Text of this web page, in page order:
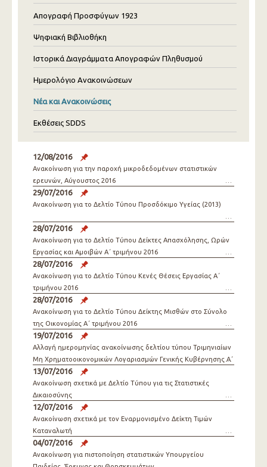
Απογραφή Προσφύγων 1923
Ψηφιακή Βιβλιοθήκη
Ιστορικά Διαγράμματα Απογραφών Πληθυσμού
Ημερολόγιο Ανακοινώσεων
Νέα και Ανακοινώσεις
Εκθέσεις SDDS
12/08/2016
Ανακοίνωση για την παροχή μικροδεδομένων στατιστικών
ερευνών, Αύγουστος 2016
29/07/2016
Ανακοίνωση για το Δελτίο Τύπου Προσδόκιμο Υγείας (2013)
28/07/2016
Ανακοίνωση για το Δελτίο Τύπου Δείκτες Απασχόλησης, Ωρών
Εργασίας και Αμοιβών A΄ τριμήνου 2016
28/07/2016
Ανακοίνωση για το Δελτίο Τύπου Κενές Θέσεις Εργασίας A΄
τριμήνου 2016
28/07/2016
Ανακοίνωση για το Δελτίο Τύπου Δείκτης Μισθών στο Σύνολο
της Οικονομίας Α΄ τριμήνου 2016
19/07/2016
Αλλαγή ημερομηνίας ανακοίνωσης δελτίου τύπου Τριμηνιαίων
Μη Χρηματοοικονομικών Λογαριασμών Γενικής Κυβέρνησης Α΄
τρίμ. 2016
13/07/2016
Ανακοίνωση σχετικά με Δελτίo Τύπου για τις Στατιστικές
Δικαιοσύνης
12/07/2016
Ανακοίνωση σχετικά με τον Εναρμονισμένο Δείκτη Τιμών
Καταναλωτή
04/07/2016
Ανακοίνωση για πιστοποίηση στατιστικών Υπουργείου